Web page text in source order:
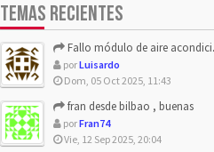
TEMAS RECIENTES
Fallo módulo de aire acondicionado
porLuisardo
Dom, 05 Oct 2025, 11:43
fran desde bilbao , buenas
porFran74
Vie, 12 Sep 2025, 20:04